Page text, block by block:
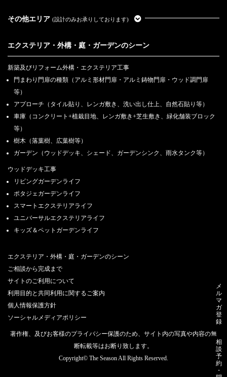
その他エリア (設計のみお承りしております)
エクステリア・外構・庭・ガーデンのシーン
新築及びリフォーム外構・エクステリア工事
門まわり門扉の種類（アルミ形材門扉・アルミ鋳物門扉・ウッド調門扉
等）
アプローチ（タイル貼り、レンガ敷き、洗い出し仕上、自然石貼り等）
車庫（コンクリート+植栽目地、レンガ敷き+芝生敷き、緑化舗装ブロック
等）
樹木（落葉樹、広葉樹等）
ガーデン（ウッドデッキ、シェード、ガーデンシンク、雨水タンク等）
ウッドデッキ工事
リビングガーデンライフ
ポタジェガーデンライフ
スマートエクステリアライフ
ユニバーサルエクステリアライフ
キッズ＆ペットガーデンライフ
エクステリア・外構・庭・ガーデンのシーン
ご相談から完成まで
サイトのご利用について
利用目的と共同利用に関するご案内
個人情報保護方針
ソーシャルメディアポリシー
著作権、及びお客様のプライバシー保護のため、サイト内の写真や内容の無
断転載等はお断り致します。
Copyright© The Season All Rights Reserved.
メ
ル
マ
ガ
登
録
相
談
予
約
・